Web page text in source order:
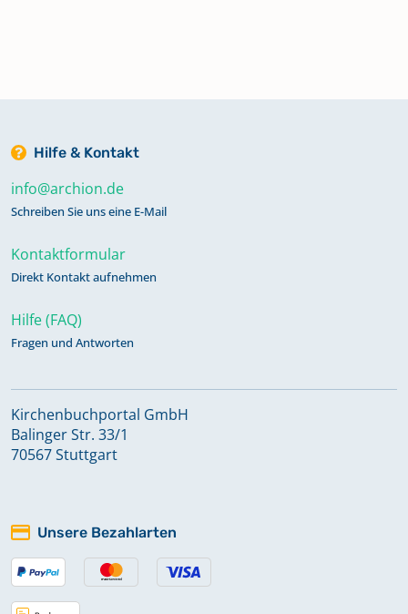
Hilfe & Kontakt
info@archion.de
Schreiben Sie uns eine E-Mail
Kontaktformular
Direkt Kontakt aufnehmen
Hilfe (FAQ)
Fragen und Antworten
Kirchenbuchportal GmbH
Balinger Str. 33/1
70567 Stuttgart
Unsere Bezahlarten